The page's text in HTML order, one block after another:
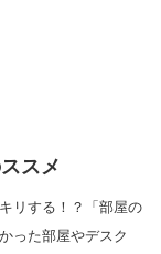
スメ
リする！？「部屋の
った部屋やデスク